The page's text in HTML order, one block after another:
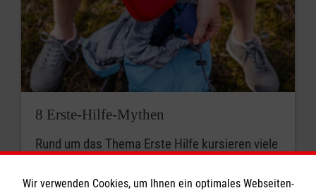
8 Erste-Hilfe-Mythen
Rund um das Thema Erste Hilfe kursieren viele
klären auf.
Wir verwenden Cookies, um Ihnen ein optimales Webseiten-